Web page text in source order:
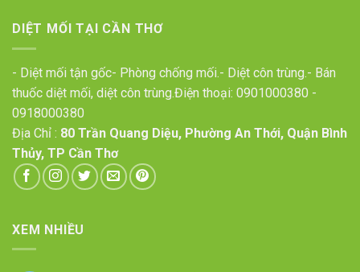
DIỆT MỐI TẠI CẦN THƠ
- Diệt mối tận gốc- Phòng chống mối.- Diệt côn trùng.- Bán
thuốc diệt mối, diệt côn trùng.Điện thoại: 0901000380 -
0918000380
Địa Chỉ : 80 Trần Quang Diệu, Phường An Thới, Quận Bình
Thủy, TP Cần Thơ
XEM NHIỀU